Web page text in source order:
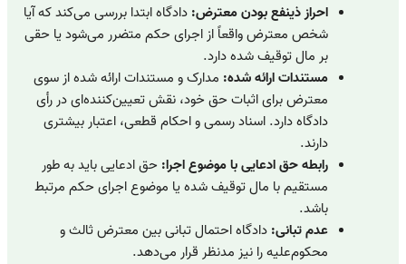
احراز ذینفع بودن معترض: دادگاه ابتدا بررسی می‌کند که آیا
شخص معترض واقعاً از اجرای حکم متضرر می‌شود یا حقی
بر مال توقیف شده دارد.
مستندات ارائه شده: مدارک و مستندات ارائه شده از سوی
معترض برای اثبات حق خود، نقش تعیین‌کننده‌ای در رأی
دادگاه دارد. اسناد رسمی و احکام قطعی، اعتبار بیشتری
دارند.
رابطه حق ادعایی با موضوع اجرا: حق ادعایی باید به طور
مستقیم با مال توقیف شده یا موضوع اجرای حکم مرتبط
باشد.
عدم تبانی: دادگاه احتمال تبانی بین معترض ثالث و
محکوم‌علیه را نیز مدنظر قرار می‌دهد.